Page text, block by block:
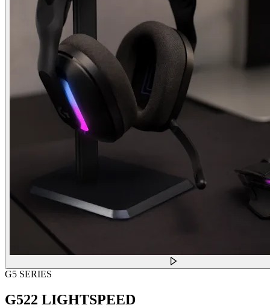
G5 SERIES
G522 LIGHTSPEED